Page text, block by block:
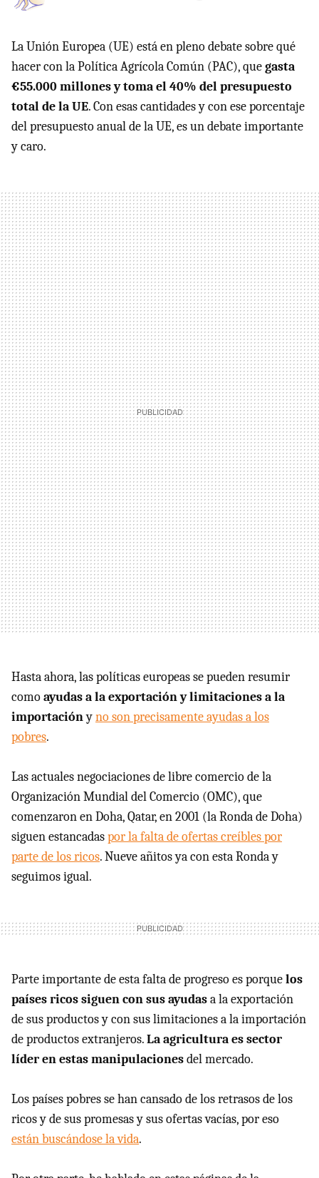
La Unión Europea (UE) está en pleno debate sobre qué
hacer con la Política Agrícola Común (PAC), quegasta
€55.000 millones y toma el 40% del presupuesto
total de la UE. Con esas cantidades y con ese porcentaje
del presupuesto anual de la UE, es un debate importante
y caro.
Hasta ahora, las políticas europeas se pueden resumir
comoayudas a la exportación y limitaciones a la
importaciónyno son precisamente ayudas a los
pobres.
Las actuales negociaciones de libre comercio de la
Organización Mundial del Comercio (OMC), que
comenzaron en Doha, Qatar, en 2001 (la Ronda de Doha)
siguen estancadaspor la falta de ofertas creíbles por
parte de los ricos. Nueve añitos ya con esta Ronda y
seguimos igual.
Parte importante de esta falta de progreso es porquelos
países ricos siguen con sus ayudasa la exportación
de sus productos y con sus limitaciones a la importación
de productos extranjeros.La agricultura es sector
líder en estas manipulacionesdel mercado.
Los países pobres se han cansado de los retrasos de los
ricos y de sus promesas y sus ofertas vacías, por eso
están buscándose la vida.